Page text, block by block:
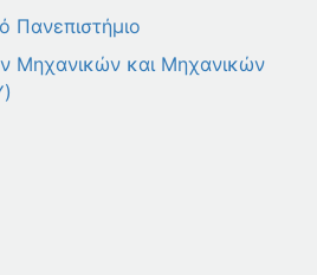
Πανεπιστήμιο
Μηχανικών και Μηχανικών